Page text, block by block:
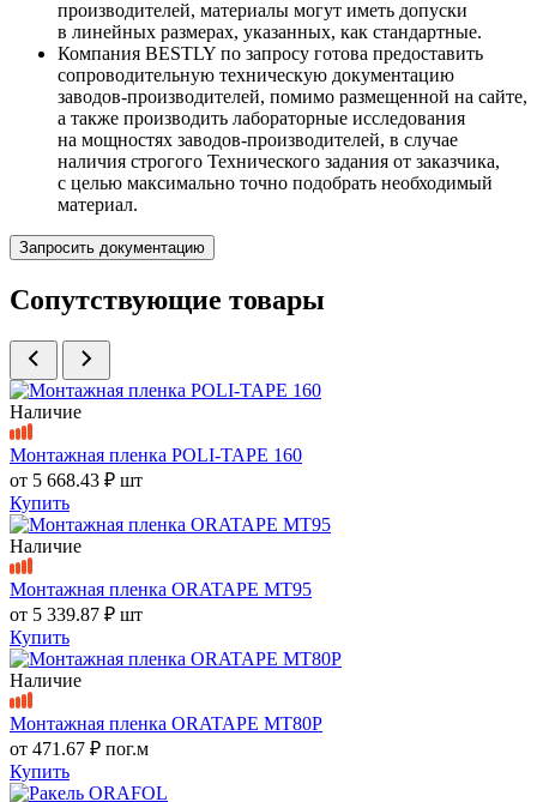
производителей, материалы могут иметь допуски
в линейных размерах, указанных, как стандартные.
Компания BESTLY по запросу готова предоставить
сопроводительную техническую документацию
заводов-производителей, помимо размещенной на сайте,
а также производить лабораторные исследования
на мощностях заводов-производителей, в случае
наличия строгого Технического задания от заказчика,
с целью максимально точно подобрать необходимый
материал.
Запросить документацию
Сопутствующие товары
Наличие
Монтажная пленка POLI-TAPE 160
от 5 668.43 ₽ шт
Купить
Наличие
Монтажная пленка ORATAPE MT95
от 5 339.87 ₽ шт
Купить
Наличие
Монтажная пленка ORATAPE MT80P
от 471.67 ₽ пог.м
Купить